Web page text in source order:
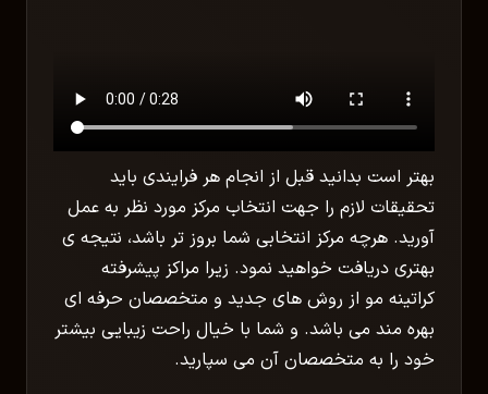
بهتر است بدانید قبل از انجام هر فرایندی باید
تحقیقات لازم را جهت انتخاب مرکز مورد نظر به عمل
آورید. هرچه مرکز انتخابی شما بروز تر باشد، نتیجه ی
بهتری دریافت خواهید نمود. زیرا مراکز پیشرفته
کراتینه مو از روش های جدید و متخصصان حرفه ای
بهره مند می باشد. و شما با خیال راحت زیبایی بیشتر
خود را به متخصصان آن می سپارید.